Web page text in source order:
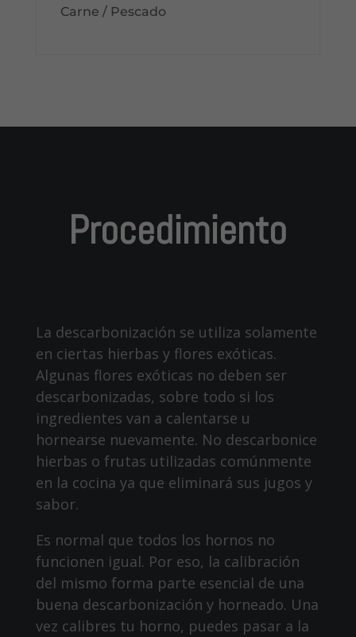
Carne / Pescado
Procedimiento
La descarbonización se utiliza solamente
en ciertas hierbas y flores exóticas.
Algunas flores exóticas no deben ser
descarbonizadas, sobre todo si los
ingredientes van a calentarse u
hornearse nuevamente. No descarbonice
hierbas o frutas utilizadas comúnmente
en la cocina ya que eliminará sus jugos y
sabor.
Es normal que todos los hornos no
funcionen igual. Por eso, la calibración
del mismo forma parte esencial de una
buena descarbonización y horneado. Una
vez calibres tu horno, puedes pasar a la